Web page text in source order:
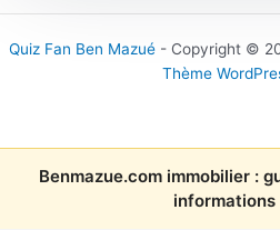
Quiz Fan Ben Mazué- Copyright ©
Thème
Benmazue.com immobilier :